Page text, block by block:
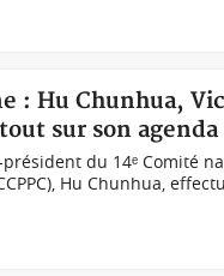
: Hu Chunhua,
sur son agenda
président du 14ᵉ Comité
Hu Chunhua,